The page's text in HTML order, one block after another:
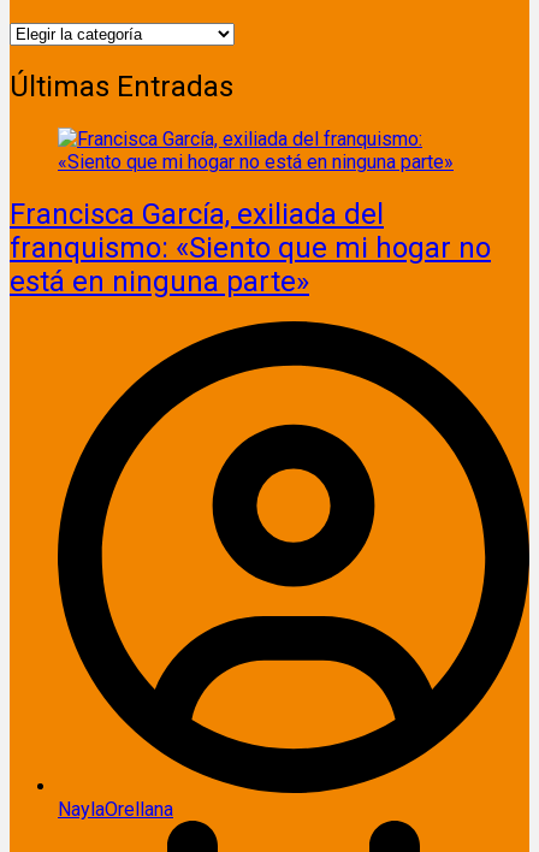
Categorías
Últimas Entradas
Francisca García, exiliada del
franquismo: «Siento que mi hogar no
está en ninguna parte»
NaylaOrellana